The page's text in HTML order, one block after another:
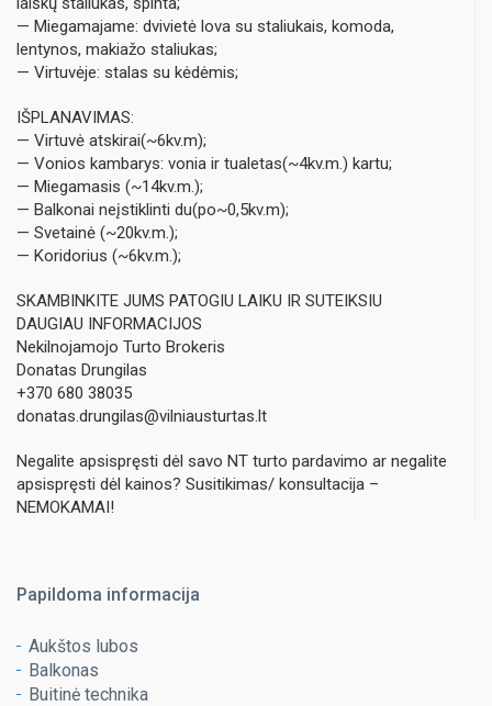
— Miegamajame: dvivietė lova su staliukais, komoda,
lentynos, makiažo staliukas;
— Virtuvėje: stalas su kėdėmis;
IŠPLANAVIMAS:
— Virtuvė atskirai(~6kv.m);
— Vonios kambarys: vonia ir tualetas(~4kv.m.) kartu;
— Miegamasis (~14kv.m.);
— Balkonai neįstiklinti du(po~0,5kv.m);
— Svetainė (~20kv.m.);
— Koridorius (~6kv.m.);
SKAMBINKITE JUMS PATOGIU LAIKU IR SUTEIKSIU
DAUGIAU INFORMACIJOS
Nekilnojamojo Turto Brokeris
Donatas Drungilas
+370 680 38035
donatas.drungilas@vilniausturtas.lt
Negalite apsispręsti dėl savo NT turto pardavimo ar negalite
apsispręsti dėl kainos? Susitikimas/ konsultacija –
NEMOKAMAI!
Papildoma informacija
Aukštos lubos
Balkonas
Buitinė technika